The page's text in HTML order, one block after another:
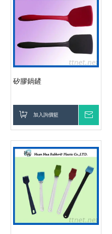
矽膠鍋鏟
加入詢價籃